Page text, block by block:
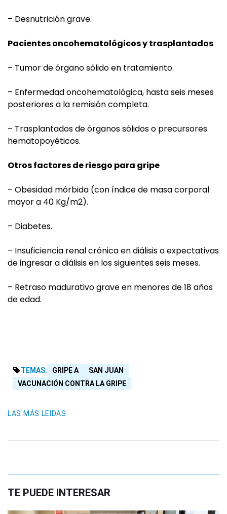
– Desnutrición grave.
Pacientes oncohematológicos y trasplantados
– Tumor de órgano sólido en tratamiento.
– Enfermedad oncohematológica, hasta seis meses
posteriores a la remisión completa.
– Trasplantados de órganos sólidos o precursores
hematopoyéticos.
Otros factores de riesgo para gripe
– Obesidad mórbida (con índice de masa corporal
mayor a 40 Kg/m2).
– Diabetes.
– Insuficiencia renal crónica en diálisis o expectativas
de ingresar a diálisis en los siguientes seis meses.
– Retraso madurativo grave en menores de 18 años
de edad.
TEMAS: GRIPE A
SAN JUAN
VACUNACIÓN CONTRA LA GRIPE
LAS MÁS LEIDAS
TE PUEDE INTERESAR